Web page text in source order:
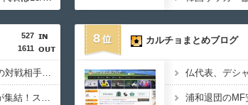
527
1611
【速報】9月10月のキリンチャレンジカップの対戦相手がこちら！W杯出場国と対戦へ
【朗報】プレミアリーグに最多9人の日本人が集結！スタメン出場の選手は意外と少なそう？
8 カルチョまとめブログ